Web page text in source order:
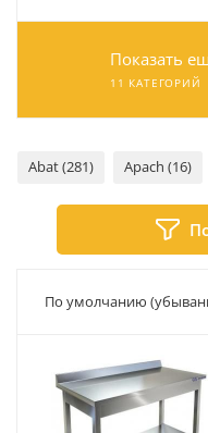
Показать
11 КАТЕГОРИЙ
Abat (281) Apach (16)
По умолчанию